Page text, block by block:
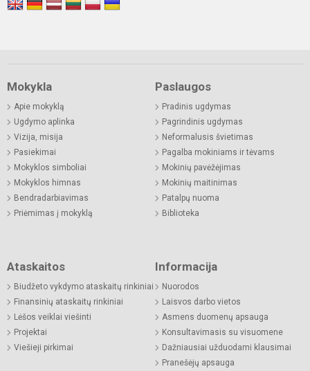
Mokykla
Apie mokyklą
Ugdymo aplinka
Vizija, misija
Pasiekimai
Mokyklos simboliai
Mokyklos himnas
Bendradarbiavimas
Priėmimas į mokyklą
Paslaugos
Pradinis ugdymas
Pagrindinis ugdymas
Neformalusis švietimas
Pagalba mokiniams ir tėvams
Mokinių pavėžėjimas
Mokinių maitinimas
Patalpų nuoma
Biblioteka
Ataskaitos
Biudžeto vykdymo ataskaitų rinkiniai
Finansinių ataskaitų rinkiniai
Lėšos veiklai viešinti
Projektai
Viešieji pirkimai
Informacija
Nuorodos
Laisvos darbo vietos
Asmens duomenų apsauga
Konsultavimasis su visuomene
Dažniausiai užduodami klausimai
Pranešėjų apsauga